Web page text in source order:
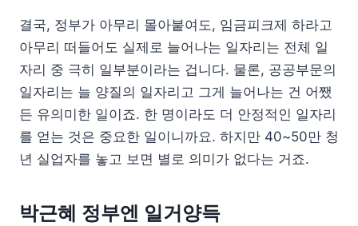
결국, 정부가 아무리 몰아붙여도, 임금피크제 하라고
아무리 떠들어도 실제로 늘어나는 일자리는 전체 일
자리 중 극히 일부분이라는 겁니다. 물론, 공공부문의
일자리는 늘 양질의 일자리고 그게 늘어나는 건 어쨌
든 유의미한 일이죠. 한 명이라도 더 안정적인 일자리
를 얻는 것은 중요한 일이니까요. 하지만 40~50만 청
년 실업자를 놓고 보면 별로 의미가 없다는 거죠.
박근혜 정부엔 일거양득